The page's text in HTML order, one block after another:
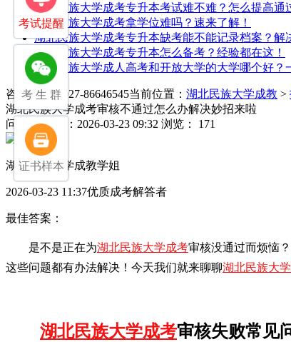
湖北民族大学成考专升本考试难不难？怎么提高通
湖北民族大学成考拿学位难吗？速来了解！
湖北民族大学成考专升本缺考能不能记录档案？解
湖北民族大学成考专升本怎么备考？经验都在这！
湖北民族大学成人高考和开放大学的大学哪个好？
咨询电话：027-86646545当前位置： 湖北民族大学成教 >
湖北民族大学成考审核不通过怎么办解决妙招来啦
问
发布日期：2026-03-23 09:32 浏览： 171
湖北民族大学成教学姐
2026-03-23 11:37优质成考解答者
最佳答案：
是不是正在为湖北民族大学成考审核没通过而烦恼
这些问题都有办法解决！今天我们就来聊聊湖北民族大
湖北民族大学成考审核失败常见
考试提醒
考 生 群
证书样本